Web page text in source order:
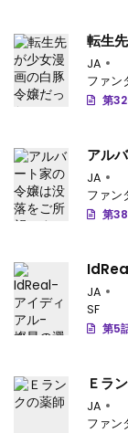
転生
JA
ファン
第
アル
JA
ファン
第
JA
SF
第5
Ｅラ
JA
ファン